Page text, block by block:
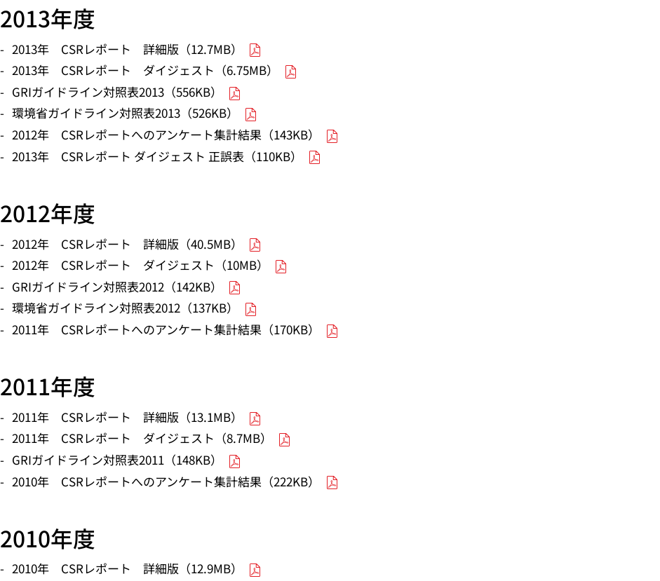
2013年度
2013年 CSRレポート 詳細版（12.7MB）
2013年 CSRレポート ダイジェスト（6.75MB）
GRIガイドライン対照表2013（556KB）
環境省ガイドライン対照表2013（526KB）
2012年 CSRレポートへのアンケート集計結果（143KB）
2013年 CSRレポート ダイジェスト 正誤表（110KB）
2012年度
2012年 CSRレポート 詳細版（40.5MB）
2012年 CSRレポート ダイジェスト（10MB）
GRIガイドライン対照表2012（142KB）
環境省ガイドライン対照表2012（137KB）
2011年 CSRレポートへのアンケート集計結果（170KB）
2011年度
2011年 CSRレポート 詳細版（13.1MB）
2011年 CSRレポート ダイジェスト（8.7MB）
GRIガイドライン対照表2011（148KB）
2010年 CSRレポートへのアンケート集計結果（222KB）
2010年度
2010年 CSRレポート 詳細版（12.9MB）